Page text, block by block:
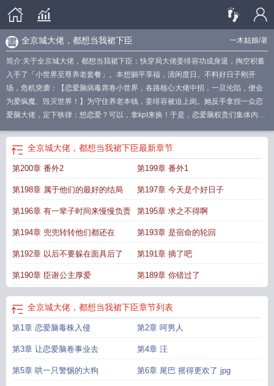
一木姑娘/著
全京城大佬，都想当我裙下臣
简介:关于全京城大佬，都想当我裙下臣：快穿局大佬姜绯容功成身退，掏空积蓄
入手了「小世界至尊养老套餐」。本想躺平享福，清闲度日。不料好日子刚开
场，危机突袭：【恋爱脑病毒席卷小世界，各路核心大佬中招，一旦沦陷，便会
为爱疯魔、毁灭世界！】为守住养老本钱，姜绯容被迫上岗。她反手拿捏一众恋
爱脑大佬，定下铁律：想恋爱？可以，拿kpI来换！于是，恋爱脑权贵们集体内
无休……全员禁欲搞事业。后来，四海升平，海晏河清。众大佬捧着赫赫功绩，
满心忐忑：“现在，能看看我了吗？”姜绯容微笑，魔鬼言：“业绩达标了吗？明年
规划做了吗？”“都没有？那还不滚——去——加——班！”而暗处。那个未被毒株
“我比他们都乖，比他们好用。”“您，也看看我，好不好？” 全京城都想扒我的马甲
墨九言全京城都想嫁给我马甲施釉我是全京城大佬的团宠全京城大佬都想娶
甲全城大佬都想当我爹
全京城大佬，都想当我裙下臣最新章节
第200章 番外2 第199章 番外1
第198章 属于他们的最好的结局 第197章 今天是个好日子
第196章 有一辈子时间来慢慢负责 第195章 求之不得啊
第194章 兜兜转转他们都还在 第193章 是宿命的轮回
第192章 以后不要躲在面具后了 第191章 摘了吧
第190章 臣谢公主厚爱 第189章 你错过了
全京城大佬，都想当我裙下臣章节列表
第1章 恋爱脑毒株入侵 第2章 呵男人
第3章 让恋爱脑卷事业去 第4章 汪
第5章 哄一只警惕的大狗 第6章 尾巴 摇得更欢了 jpg